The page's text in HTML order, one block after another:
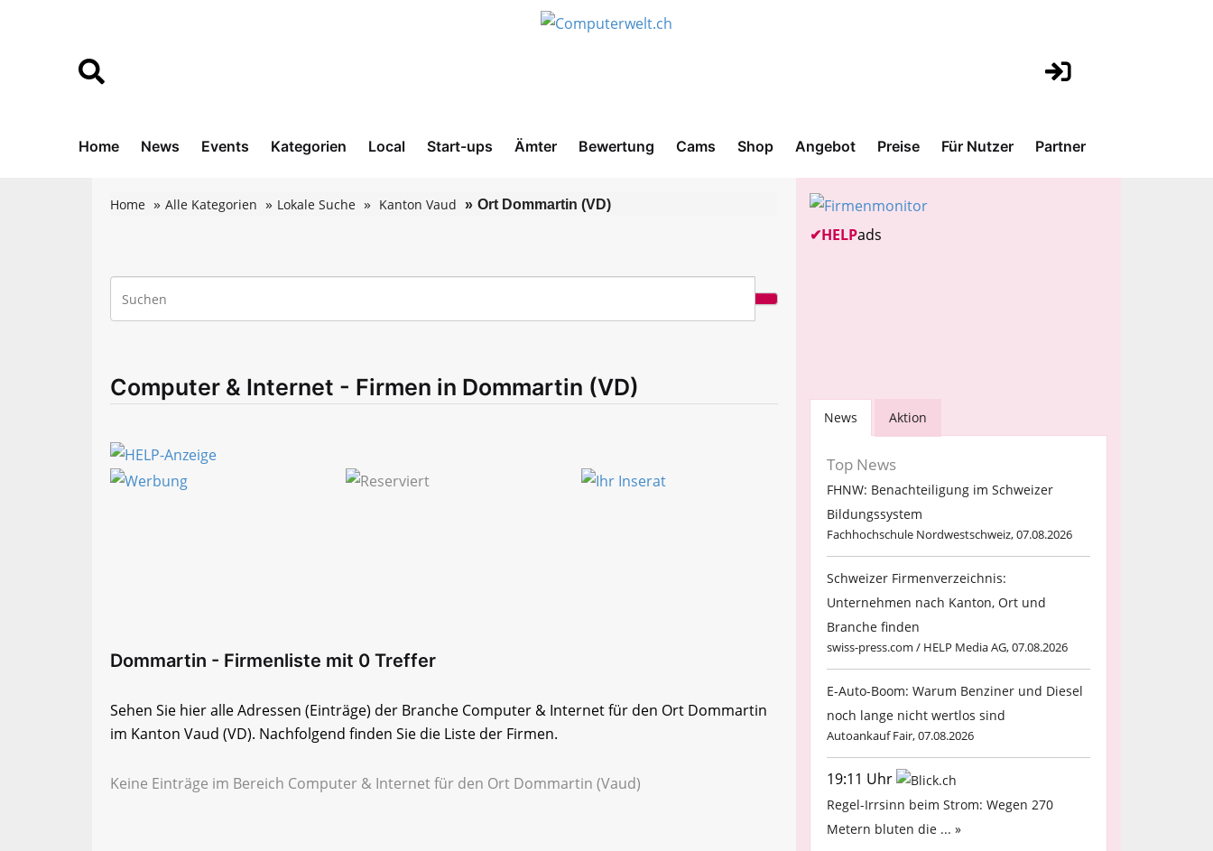
Home News Events Kategorien Local Start-ups Ämter Bewertung Cams Shop Angebot Preise Für Nutzer Partner
Home Alle Kategorien Lokale Suche Kanton Vaud Ort Dommartin (VD)
Computer & Internet - Firmen in Dommartin (VD)
Dommartin - Firmenliste mit 0 Treffer
Sehen Sie hier alle Adressen (Einträge) der Branche Computer & Internet für den Ort Dommartin
im Kanton Vaud (VD). Nachfolgend finden Sie die Liste der Firmen.
Keine Einträge im Bereich Computer & Internet für den Ort Dommartin (Vaud)
✔HELPads
News Aktion
Top News
FHNW: Benachteiligung im Schweizer
Bildungssystem
Fachhochschule Nordwestschweiz, 07.08.2026
Schweizer Firmenverzeichnis:
Unternehmen nach Kanton, Ort und
Branche finden
swiss-press.com / HELP Media AG, 07.08.2026
E-Auto-Boom: Warum Benziner und Diesel
noch lange nicht wertlos sind
Autoankauf Fair, 07.08.2026
19:11 Uhr
Regel-Irrsinn beim Strom: Wegen 270
Metern bluten die ... »